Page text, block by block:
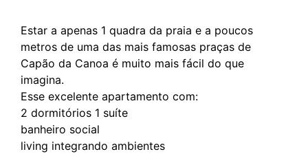
Estar a apenas 1 quadra da praia e a poucos
metros de uma das mais famosas praças de
Capão da Canoa é muito mais fácil do que
imagina.
Esse excelente apartamento com:
2 dormitórios 1 suíte
banheiro social
living integrando ambientes